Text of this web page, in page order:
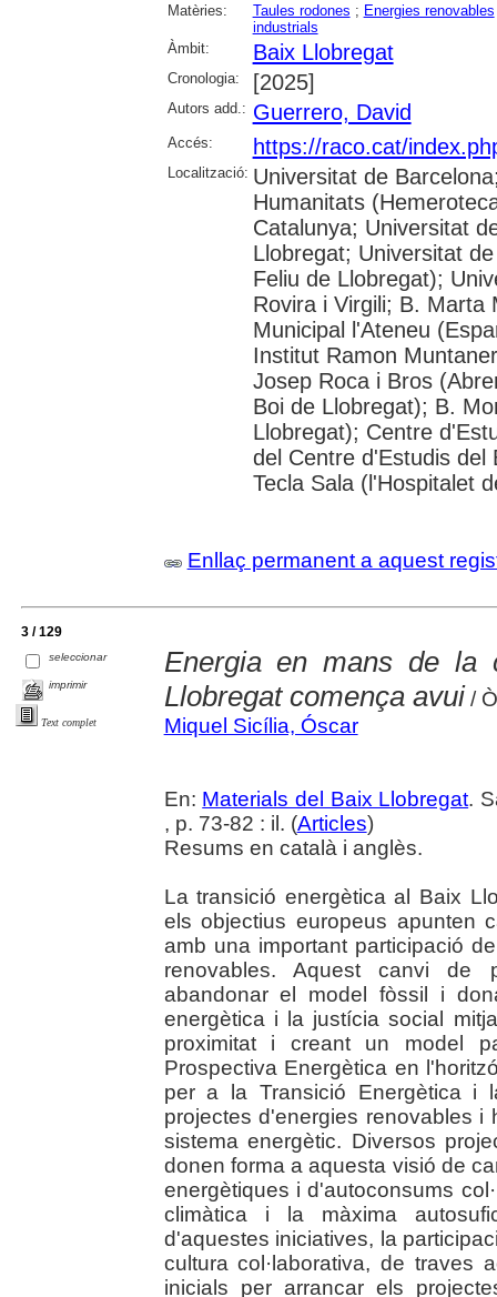
Matèries: Taules rodones ; Energies renovables
industrials
Àmbit:
Baix Llobregat
Cronologia: [2025]
Autors add.: Guerrero, David
Accés: https://raco.cat/
Localització: Universitat de
Humanitats
Catalunya; Universitat
Llobregat; Universitat
Feliu de Llobregat);
Rovira i Virgili; B. Marta
Municipal l'Ateneu
Institut Ramon
Josep Roca i Bros
Boi de Llobregat); B.
Llobregat); Centre
del Centre d'Estudis del
Tecla Sala (l'Hospitalet
Enllaç permanent a aquest
3 / 129
seleccionar
imprimir
Text complet
Energia en mans de la
Llobregat comença avui/
Miquel Sicília, Óscar
En: Materials del Baix Llobregat.
, p. 73-82 : il. (Articles)
Resums en català i anglès.
La transició energètica al Baix
els objectius europeus apunten
amb una important participació
renovables. Aquest canvi de
abandonar el model fòssil i
energètica i la justícia social
proximitat i creant un model
Prospectiva Energètica en
per a la Transició Energètica i
projectes d'energies renovables
sistema energètic. Diversos
donen forma a aquesta visió de
energètiques i d'autoconsums
climàtica i la màxima
d'aquestes iniciatives, la
cultura col·laborativa, de traves
inicials per arrancar els